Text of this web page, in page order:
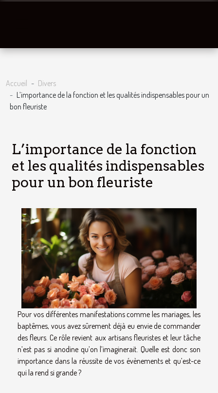
Accueil
Divers
L’importance de la fonction et les qualités indispensables pour un
bon fleuriste
L’importance de la fonction
et les qualités indispensables
pour un bon fleuriste
Pour vos différentes manifestations comme les mariages, les
baptêmes, vous avez sûrement déjà eu envie de commander
des fleurs. Ce rôle revient aux artisans fleuristes et leur tâche
n’est pas si anodine qu’on l’imaginerait. Quelle est donc son
importance dans la réussite de vos évènements et qu’est-ce
qui la rend si grande ?